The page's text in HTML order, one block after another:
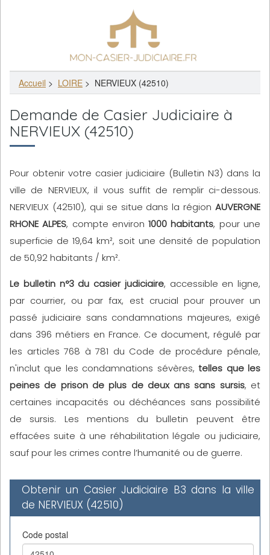
Accueil > LOIRE > NERVIEUX (42510)
Demande de Casier Judiciaire à
NERVIEUX (42510)
Pour obtenir votre casier judiciaire (Bulletin N3) dans la
ville de NERVIEUX, il vous suffit de remplir ci-dessous.
NERVIEUX (42510), qui se situe dans la région AUVERGNE
RHONE ALPES, compte environ1000 habitants, pour une
superficie de 19,64 km², soit une densité de population
de 50,92 habitants / km².
Le bulletin n°3 du casier judiciaire, accessible en ligne,
par courrier, ou par fax, est crucial pour prouver un
passé judiciaire sans condamnations majeures, exigé
dans 396 métiers en France. Ce document, régulé par
les articles 768 à 781 du Code de procédure pénale,
n'inclut que les condamnations sévères,telles que les
peines de prison de plus de deux ans sans sursis, et
certaines incapacités ou déchéances sans possibilité
de sursis. Les mentions du bulletin peuvent être
effacées suite à une réhabilitation légale ou judiciaire,
sauf pour les crimes contre l’humanité ou de guerre.
Obtenir un Casier Judiciaire B3 dans la ville
de NERVIEUX (42510)
Code postal